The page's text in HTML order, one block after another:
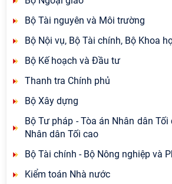
Bộ Tài nguyên và Môi trường
Bộ Nội vụ, Bộ Tài chính, Bộ Khoa
Bộ Kế hoạch và Đầu tư
Thanh tra Chính phủ
Bộ Xây dựng
Bộ Tư pháp - Tòa án Nhân dân Tối
Nhân dân Tối cao
Bộ Tài chính - Bộ Nông nghiệp và
Kiểm toán Nhà nước